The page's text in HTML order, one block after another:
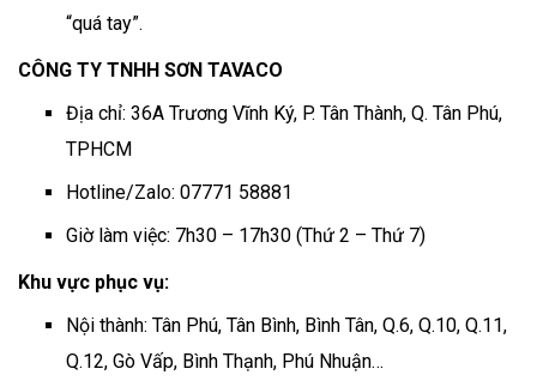
“quá tay”.
CÔNG TY TNHH SƠN TAVACO
Địa chỉ: 36A Trương Vĩnh Ký, P. Tân Thành, Q. Tân Phú,
TPHCM
Hotline/Zalo: 07771 58881
Giờ làm việc: 7h30 – 17h30 (Thứ 2 – Thứ 7)
Khu vực phục vụ:
Nội thành: Tân Phú, Tân Bình, Bình Tân, Q.6, Q.10, Q.11,
Q.12, Gò Vấp, Bình Thạnh, Phú Nhuận…